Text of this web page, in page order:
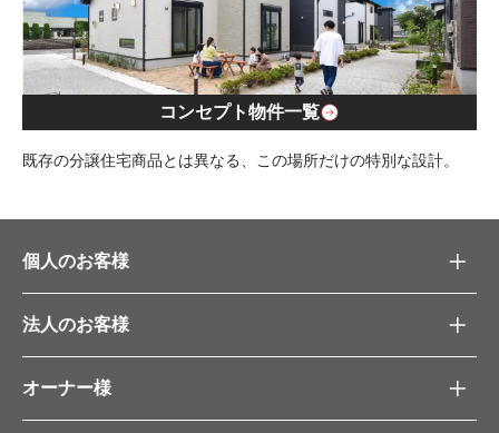
コンセプト物件一覧
既存の分譲住宅商品とは異なる、この場所だけの特別な設計。
個人のお客様
法人のお客様
オーナー様